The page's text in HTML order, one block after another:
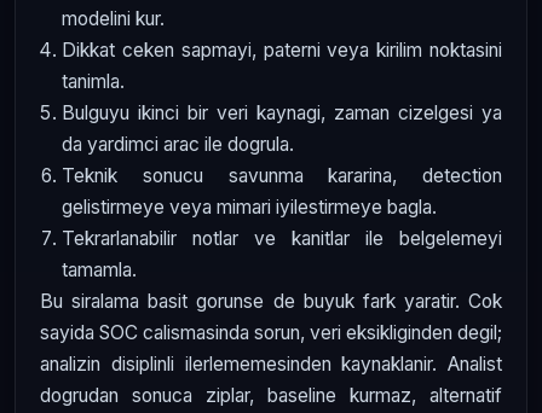
modelini kur.
Dikkat ceken sapmayi, paterni veya kirilim noktasini
tanimla.
Bulguyu ikinci bir veri kaynagi, zaman cizelgesi ya
da yardimci arac ile dogrula.
Teknik sonucu savunma kararina, detection
gelistirmeye veya mimari iyilestirmeye bagla.
Tekrarlanabilir notlar ve kanitlar ile belgelemeyi
tamamla.
Bu siralama basit gorunse de buyuk fark yaratir. Cok
sayida SOC calismasinda sorun, veri eksikliginden degil;
analizin disiplinli ilerlememesinden kaynaklanir. Analist
dogrudan sonuca ziplar, baseline kurmaz, alternatif